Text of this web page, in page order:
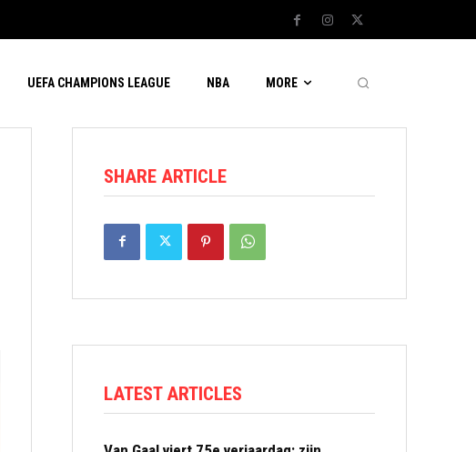
UEFA CHAMPIONS LEAGUE NBA MORE
SHARE ARTICLE
LATEST ARTICLES